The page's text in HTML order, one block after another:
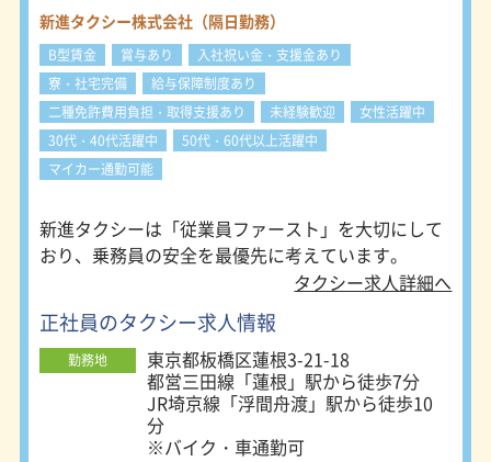
新進タクシー株式会社（隔日勤務）
B型賃金 賞与あり
入社祝い金・支援金あり
寮・社宅完備
給与保障制度あり
二種免許費用負担・取得支援あり
未経験歓迎
女性活躍中
30代・40代活躍中
50代・60代以上活躍中
マイカー通勤可能
新進タクシーは「従業員ファースト」を大切にして
おり、乗務員の安全を最優先に考えています。
タクシー求人詳細へ
正社員のタクシー求人情報
勤務地
東京都板橋区蓮根3-21-18
都営三田線「蓮根」駅から徒歩7分
JR埼京線「浮間舟渡」駅から徒歩10
分
※バイク・車通勤可